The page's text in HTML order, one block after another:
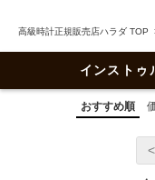
高級時計正規販売店ハラダ TOP
インストゥ
おすすめ順